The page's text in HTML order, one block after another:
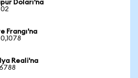
Doları'na
Frangı'na
Reali'na